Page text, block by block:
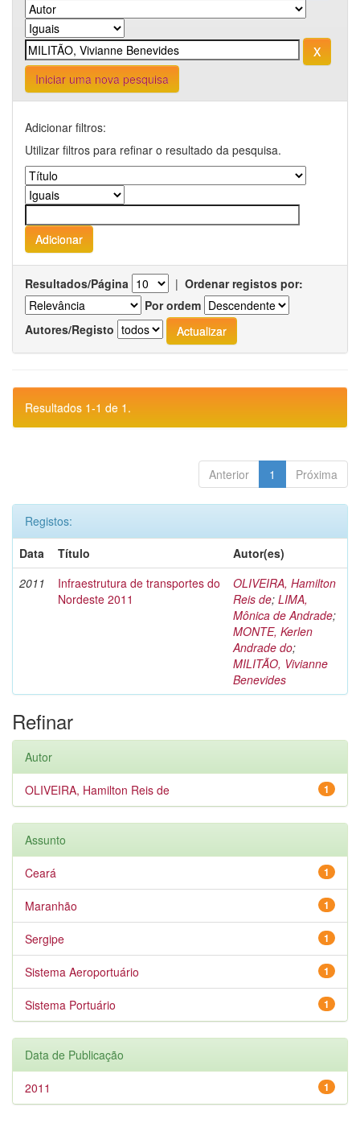
Iniciar uma nova pesquisa
Adicionar filtros:
Utilizar filtros para refinar o resultado da pesquisa.
Resultados/Página | Ordenar registos por:
Por ordem
Autores/Registo
Resultados 1-1 de 1.
Anterior 1 Próxima
Registos:
Data
Título
Autor(es)
2011
Infraestrutura de transportes do
Nordeste 2011
OLIVEIRA, Hamilton
Reis de; LIMA,
Mônica de Andrade;
MONTE, Kerlen
Andrade do;
MILITÃO, Vivianne
Benevides
Refinar
Autor
1
OLIVEIRA, Hamilton Reis de
Assunto
1
Ceará
1
Maranhão
1
Sergipe
1
Sistema Aeroportuário
1
Sistema Portuário
Data de Publicação
1
2011